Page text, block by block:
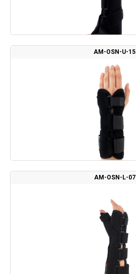
AM-OSN-U-15
AM-OSN-L-07